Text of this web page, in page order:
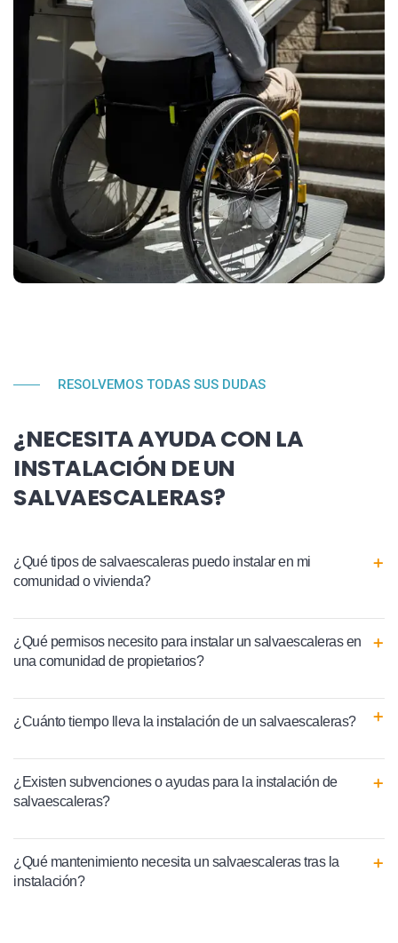
RESOLVEMOS TODAS SUS DUDAS
¿NECESITA AYUDA CON LA
INSTALACIÓN DE UN
SALVAESCALERAS?
¿Qué tipos de salvaescaleras puedo instalar en mi
comunidad o vivienda?
¿Qué permisos necesito para instalar un salvaescaleras en
una comunidad de propietarios?
¿Cuánto tiempo lleva la instalación de un salvaescaleras?
¿Existen subvenciones o ayudas para la instalación de
salvaescaleras?
¿Qué mantenimiento necesita un salvaescaleras tras la
instalación?